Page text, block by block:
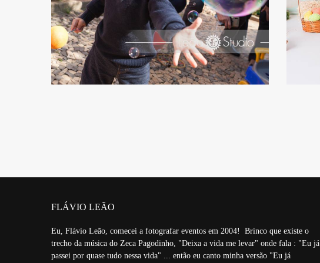
1961
FLÁVIO LEÃO
Eu, Flávio Leão, comecei a fotografar eventos em 2004! Brinco que existe o
trecho da música do Zeca Pagodinho, "Deixa a vida me levar" onde fala : "Eu já
passei por quase tudo nessa vida" ... então eu canto minha versão "Eu já